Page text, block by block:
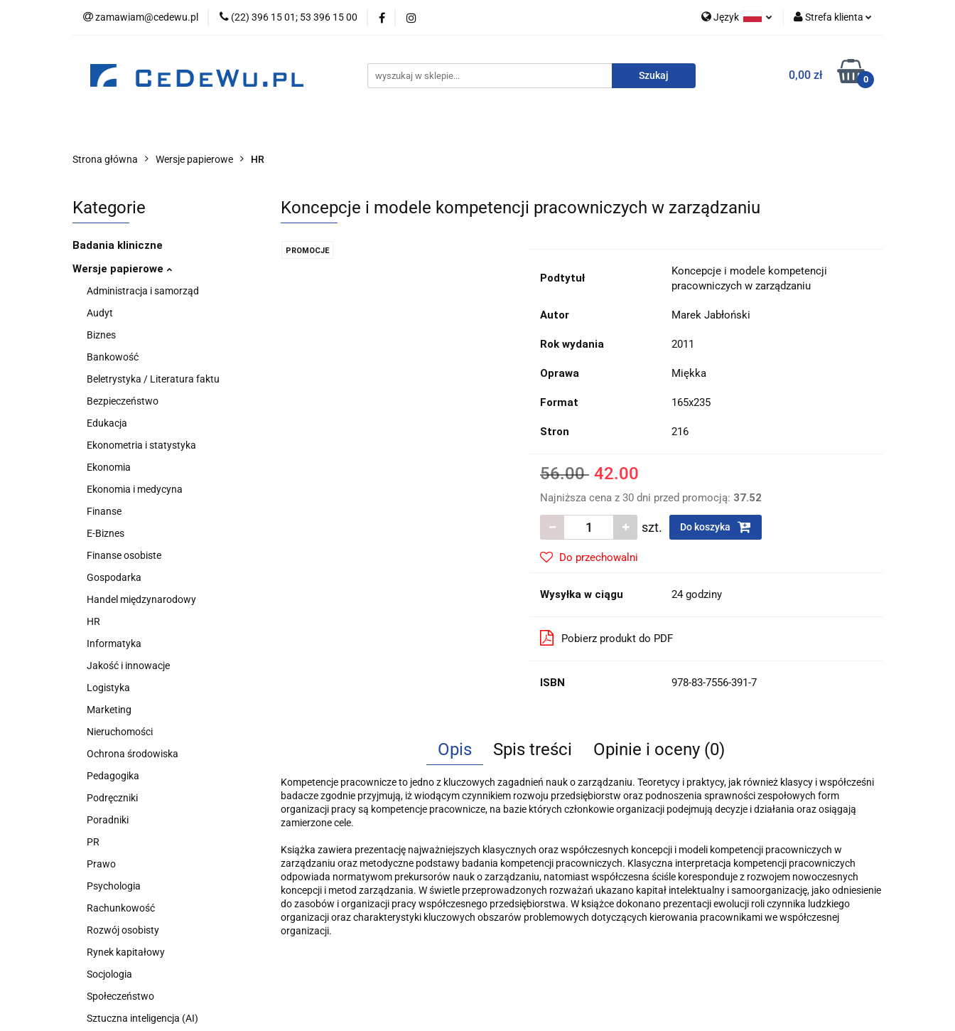
zamawiam@cedewu.pl (22) 396 15 01; 53 396 15 00 Język Strefa klienta
Zarejestruj się
0,00 zł 0
Kategorie Nowości Zapowiedzi
Wydawnictwo For English Wydawnictwa
Strona główna Wersje papierowe HR
Kategorie
Badania kliniczne
Wersje papierowe
Administracja i samorząd
Audyt
Biznes
Bankowość
Beletrystyka / Literatura faktu
Bezpieczeństwo
Edukacja
Ekonometria i statystyka
Ekonomia
Ekonomia i medycyna
Finanse
E-Biznes
Finanse osobiste
Gospodarka
Handel międzynarodowy
HR
Informatyka
Jakość i innowacje
Logistyka
Marketing
Nieruchomości
Ochrona środowiska
Pedagogika
Podręczniki
Poradniki
PR
Prawo
Psychologia
Rachunkowość
Rozwój osobisty
Rynek kapitałowy
Socjologia
Społeczeństwo
Sztuczna inteligencja (AI)
Koncepcje i modele kompetencji pracowniczych w zarządzaniu
PROMOCJE
Podtytuł
Koncepcje i modele kompetencji
pracowniczych w zarządzaniu
Autor Marek Jabłoński
Rok wydania 2011
Oprawa Miękka
Format 165x235
Stron 216
56.00 42.00
Najniższa cena z 30 dni przed promocją: 37.52
szt. Do koszyka
Do przechowalni
Wysyłka w ciągu 24 godziny
Pobierz produkt do PDF
ISBN 978-83-7556-391-7
Opis Spis treści Opinie i oceny (0)
Kompetencje pracownicze to jedno z kluczowych zagadnień nauk o zarządzaniu. Teoretycy i praktycy, jak również klasycy i współcześni
badacze zgodnie przyjmują, iż wiodącym czynnikiem rozwoju przedsiębiorstw oraz podnoszenia sprawności zespołowych form
organizacji pracy są kompeten­cje pracownicze, na bazie których członkowie organizacji podejmują decyzje i działania oraz osiągają
zamierzone cele.
Książka zawiera prezentację najważniejszych klasycznych oraz współczesnych koncepcji i modeli kompetencji pracowniczych w
zarządzaniu oraz me­todyczne podstawy badania kompetencji pracowniczych. Klasyczna interpretacja kompetencji pracowniczych
odpowiada normatywom prekursorów na­uk o zarządzaniu, natomiast współczesna ściśle koresponduje z rozwojem nowoczesnych
koncepcji i metod zarządzania. W świetle przeprowadzo­nych rozważań ukazano kapitał intelektualny i samoorganizację, jako odniesienie
do zasobów i organizacji pracy współczesnego przedsiębiorstwa. W książce dokonano prezentacji ewolucji roli czynnika ludzkiego
organizacji oraz charakterystyki kluczowych obszarów problemowych dotyczących kie­rowania pracownikami we współczesnej
organizacji.